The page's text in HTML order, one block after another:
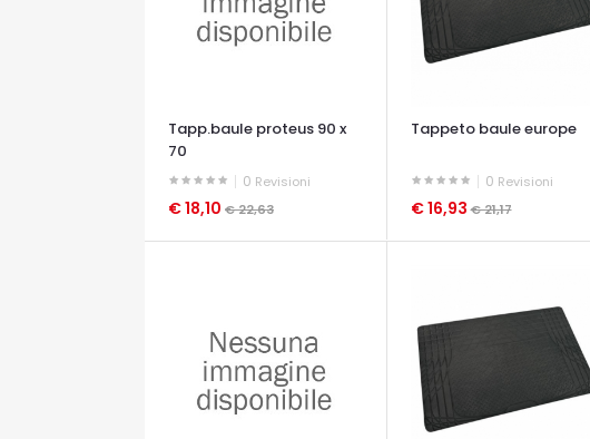
Tapp.baule proteus 90 x
70
0 Revisioni
€ 18,10 € 22,63
OCCHIATA VELOCE
Tappeto baule europe
0 Revisioni
€ 16,93€ 21,17
OCCHIATA VELOCE